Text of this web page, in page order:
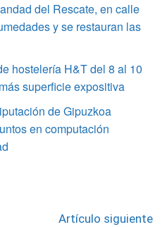
del Rescate, en calle
y se restauran las
hostelería H&T del 8 al 10
superficie expositiva
de Gipuzkoa
en computación
Artículo siguiente